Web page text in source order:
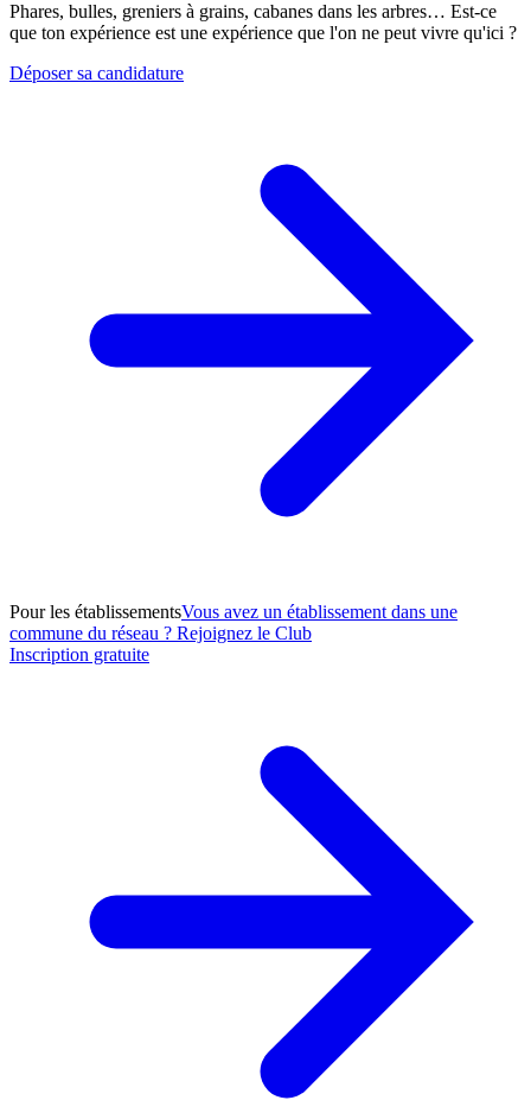
Phares, bulles, greniers à grains, cabanes dans les arbres… Est-ce
que ton expérience est une expérience que l'on ne peut vivre qu'ici ?
Déposer sa candidature
Pour les établissementsVous avez un établissement dans une
commune du réseau ? Rejoignez le Club
Inscription gratuite